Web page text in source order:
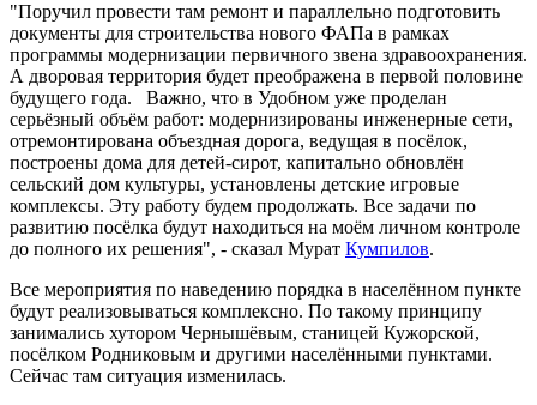
"Поручил провести там ремонт и параллельно подготовить
документы для строительства нового ФАПа в рамках
программы модернизации первичного звена здравоохранения.
А дворовая территория будет преображена в первой половине
будущего года. Важно, что в Удобном уже проделан
серьёзный объём работ: модернизированы инженерные сети,
отремонтирована объездная дорога, ведущая в посёлок,
построены дома для детей-сирот, капитально обновлён
сельский дом культуры, установлены детские игровые
комплексы. Эту работу будем продолжать. Все задачи по
развитию посёлка будут находиться на моём личном контроле
до полного их решения", - сказал Мурат Кумпилов.
Все мероприятия по наведению порядка в населённом пункте
будут реализовываться комплексно. По такому принципу
занимались хутором Чернышёвым, станицей Кужорской,
посёлком Родниковым и другими населёнными пунктами.
Сейчас там ситуация изменилась.